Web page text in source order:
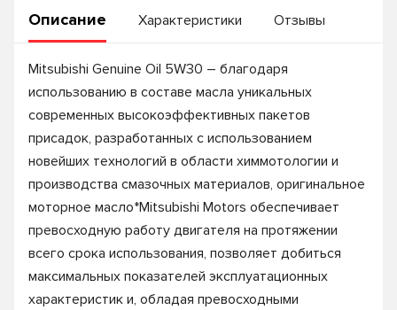
Описание Характеристики Отзывы
Mitsubishi Genuine Oil 5W30 – благодаря
использованию в составе масла уникальных
современных высокоэффективных пакетов
присадок, разработанных с использованием
новейших технологий в области химмотологии и
производства смазочных материалов, оригинальное
моторное масло*Mitsubishi Motors обеспечивает
превосходную работу двигателя на протяжении
всего срока использования, позволяет добиться
максимальных показателей эксплуатационных
характеристик и, обладая превосходными